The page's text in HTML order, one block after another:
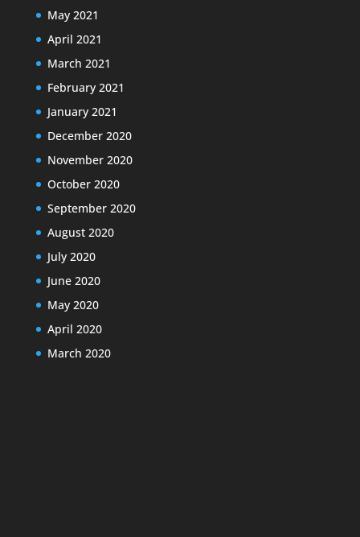
May 2021
April 2021
March 2021
February 2021
January 2021
December 2020
November 2020
October 2020
September 2020
August 2020
July 2020
June 2020
May 2020
April 2020
March 2020